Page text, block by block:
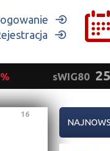
sWIG80
16